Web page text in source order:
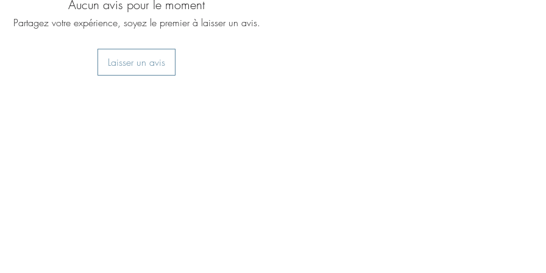
souhaitent connaître leur futur à venir,
Aucun avis pour le moment
Partagez votre expérience, soyez le premier à laisser un avis.
Laisser un avis